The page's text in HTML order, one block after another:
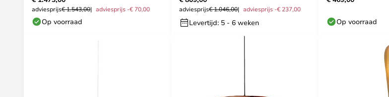
adviesprijs€ 1.543,00 adviesprijs -€ 70,00
Op voorraad
adviesprijs€ 1.046,00 adviesprijs -€ 237,00
Levertijd: 5 - 6 weken Op voorraad